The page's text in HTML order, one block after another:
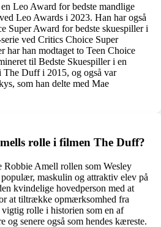
Leo Award for bedste mandlige
Leo Awards i 2023. Han har også
Super Award for bedste skuespiller i
ved Critics Choice Super
har han modtaget to Teen Choice
til Bedste Skuespiller i en
Duff i 2015, og også var
som han delte med Mae
rolle i filmen The Duff?
Amell rollen som Wesley
maskulin og attraktiv elev på
kvindelige hovedperson med at
at tiltrække opmærksomhed fra
rolle i historien som en af
og senere også som hendes kæreste.